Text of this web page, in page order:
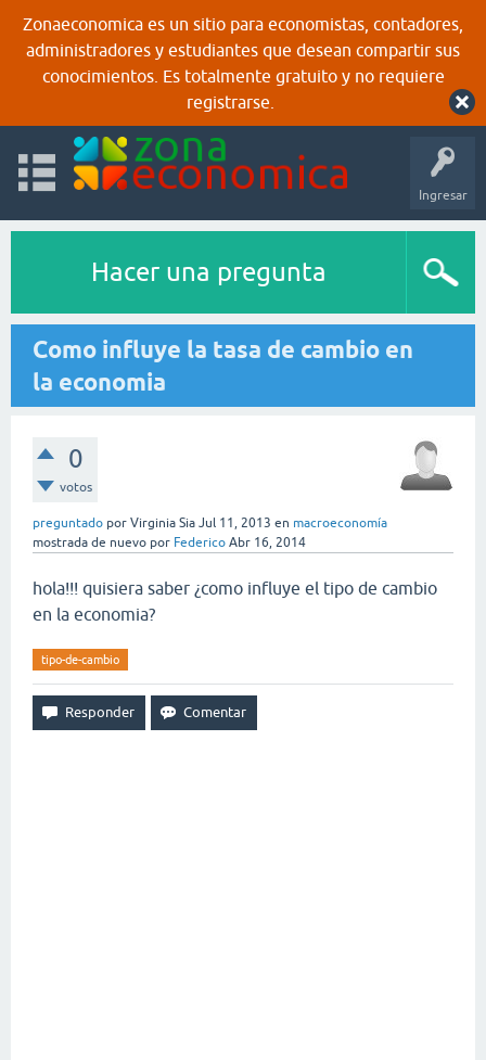
Zonaeconomica es un sitio para economistas, contadores,
administradores y estudiantes que desean compartir sus
conocimientos. Es totalmente gratuito y no requiere
registrarse.
Ingresar
Hacer una pregunta
Como influye la tasa de cambio en
la economia
0
votos
preguntado por Virginia Sia Jul 11, 2013 en macroeconomía
mostrada de nuevo por Federico Abr 16, 2014
hola!!! quisiera saber ¿como influye el tipo de cambio
en la economia?
tipo-de-cambio